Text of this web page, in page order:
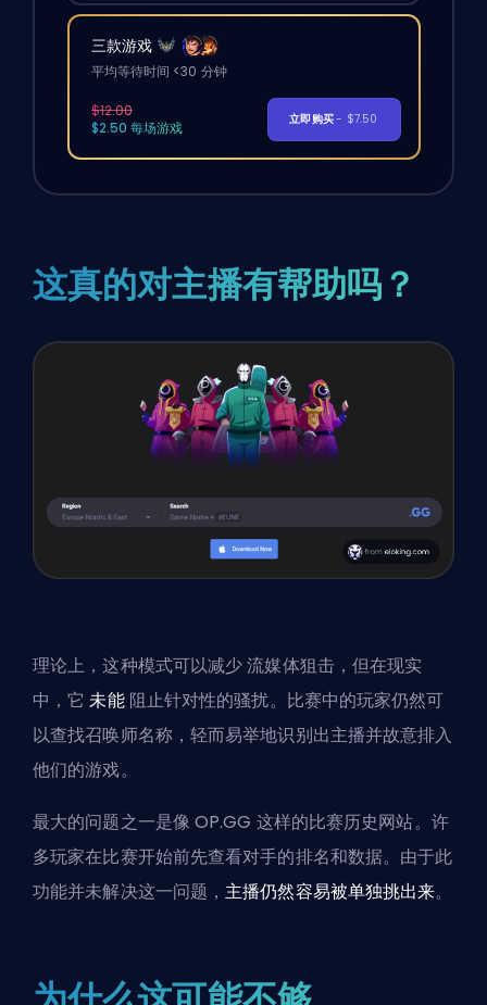
三款游戏
平均等待时间 <30 分钟
$12.00
$2.50 每场游戏
立即购买- $7.50
这真的对主播有帮助吗？
理论上，这种模式可以减少流媒体狙击，但在现实
中，它未能阻止针对性的骚扰。比赛中的玩家仍然可
以查找召唤师名称，轻而易举地识别出主播并故意排入
他们的游戏。
最大的问题之一是像 OP.GG 这样的比赛历史网站。许
多玩家在比赛开始前先查看对手的排名和数据。由于此
功能并未解决这一问题，主播仍然容易被单独挑出来。